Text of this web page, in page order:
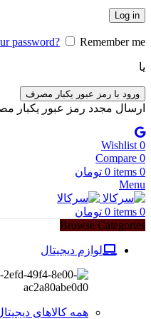
Log in
password? Remember me
یا
ورود با رمز عبور یکبار مصرف
ارسال مجدد رمز عبور یکبار
0
Wishlist
0
Compare
0
items
0 تومان
Menu
0
items
0 تومان
Browse Categories
لوازم دیجیتال
همه کالاهای